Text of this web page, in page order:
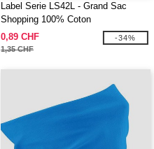
Label Serie LS42L - Grand Sac
Shopping 100% Coton
0,89 CHF
1,35 CHF
-34%